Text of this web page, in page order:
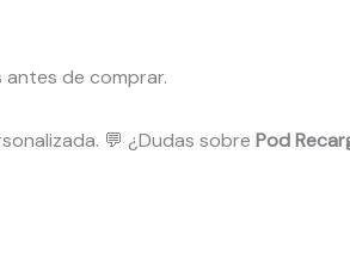
de comprar.
💬 ¿Dudas sobre Pod